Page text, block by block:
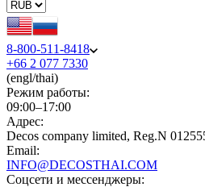
8-800-511-8418
+66 2 077 7330
(engl/thai)
Режим работы:
09:00–17:00
Адрес:
Decos company limited, Reg.N
Email:
INFO@DECOSTHAI.COM
Соцсети и мессенджеры: